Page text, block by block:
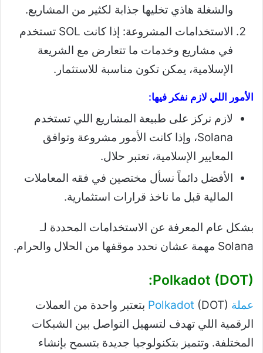
والشغلة هاذي تخليها جذابة لكثير من المشاريع.
الاستخدامات المشروعة: إذا كانت SOL تستخدم
في مشاريع وخدمات ما تتعارض مع الشريعة
الإسلامية، يمكن تكون مناسبة للاستثمار.
الأمور اللي لازم نفكر فيها:
لازم نركز على طبيعة المشاريع اللي تستخدم
Solana، وإذا كانت الأمور مشروعة وتوافق
المعايير الإسلامية، تعتبر حلال.
الأفضل دائماً نسأل مختصين في فقه المعاملات
المالية قبل ما ناخذ قرارات استثمارية.
بشكل عام المعرفة عن الاستخدامات المحددة لـ
Solana مهمة عشان نحدد موقفها من الحلال والحرام.
Polkadot (DOT):
عملة Polkadot
(DOT) بتعتبر واحدة من العملات
الرقمية اللي تهدف لتسهيل التواصل بين الشبكات
المختلفة. وتتميز بتكنولوجيا جديدة بتسمح بإنشاء